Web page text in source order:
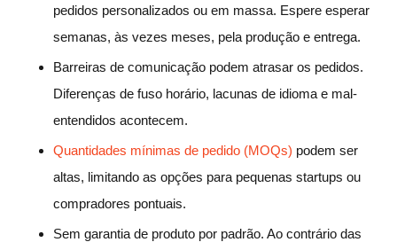
pedidos personalizados ou em massa. Espere esperar
semanas, às vezes meses, pela produção e entrega.
Barreiras de comunicação podem atrasar os pedidos.
Diferenças de fuso horário, lacunas de idioma e mal-
entendidos acontecem.
Quantidades mínimas de pedido (MOQs) podem ser
altas, limitando as opções para pequenas startups ou
compradores pontuais.
Sem garantia de produto por padrão. Ao contrário das